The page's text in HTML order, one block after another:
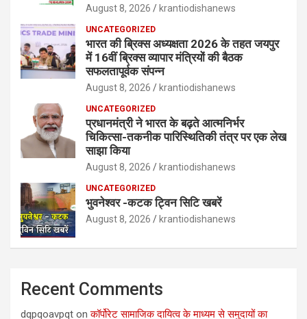
August 8, 2026 krantiodishanews
UNCATEGORIZED
भारत की ब्रिक्‍स अध्यक्षता 2026 के तहत जयपुर
में 16वीं ब्रिक्‍स व्यापार मंत्रियों की बैठक
सफलतापूर्वक संपन्न
August 8, 2026 krantiodishanews
UNCATEGORIZED
प्रधानमंत्री ने भारत के बढ़ते आत्मनिर्भर
चिकित्सा-तकनीक पारिस्थितिकी तंत्र पर एक लेख
साझा किया
August 8, 2026 krantiodishanews
UNCATEGORIZED
भुवनेश्वर -कटक ट्विन सिटि खबरें
August 8, 2026 krantiodishanews
Recent Comments
dqpqoavpqt onकॉर्पोरेट सामाजिक दायित्व के माध्यम से समुदायों का